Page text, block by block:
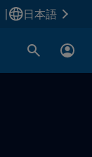
日本語